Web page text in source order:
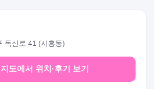
독산로 41 (시흥동)
지도에서 위치·후기 보기